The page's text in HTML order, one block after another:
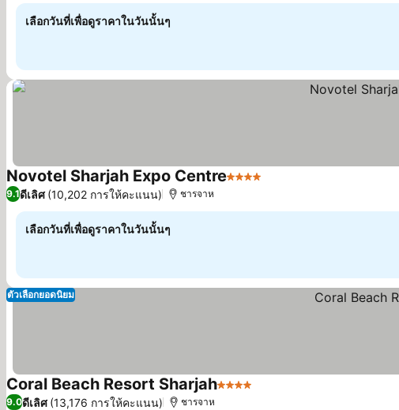
เลือกวันที่เพื่อดูราคาในวันนั้นๆ
Novotel Sharjah Expo Centre4 ดาว
9.1ดีเลิศ (10,202 การให้คะแนน) ชารจาห
เลือกวันที่เพื่อดูราคาในวันนั้นๆ
ตัวเลือกยอดนิยม
Coral Beach Resort Sharjah4 ดาว
9.0ดีเลิศ (13,176 การให้คะแนน) ชารจาห